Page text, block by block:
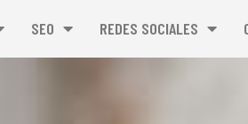
SEO REDES SOCIALES